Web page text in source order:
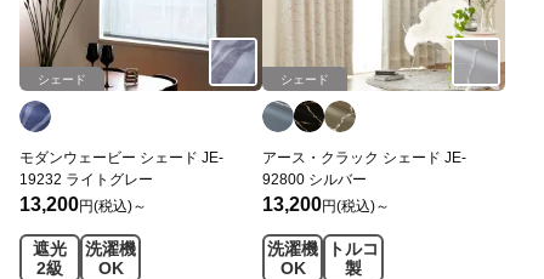
シェード
モダンウェービー シェード JE-
19232 ライトグレー
13,200円(税込)～
遮光
2級
洗濯機
OK
シェード
アース・クラック シェード JE-
92800 シルバー
13,200円(税込)～
洗濯機
OK
トルコ
製